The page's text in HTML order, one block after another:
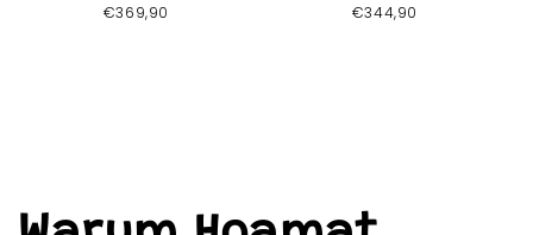
Normaler
€369,90
Normaler
€344,90